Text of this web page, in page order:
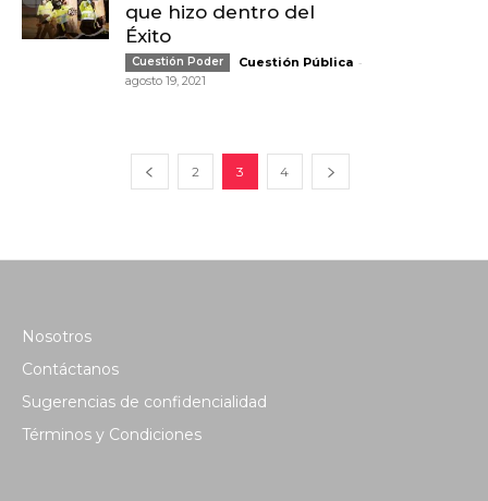
que hizo dentro del
Éxito
Cuestión Poder Cuestión Pública -
agosto 19, 2021
2 3 4
Nosotros
Contáctanos
Sugerencias de confidencialidad
Términos y Condiciones